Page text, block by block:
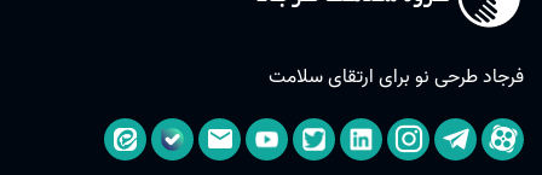
فرجاد طرحی نو برای ارتقای سلامت